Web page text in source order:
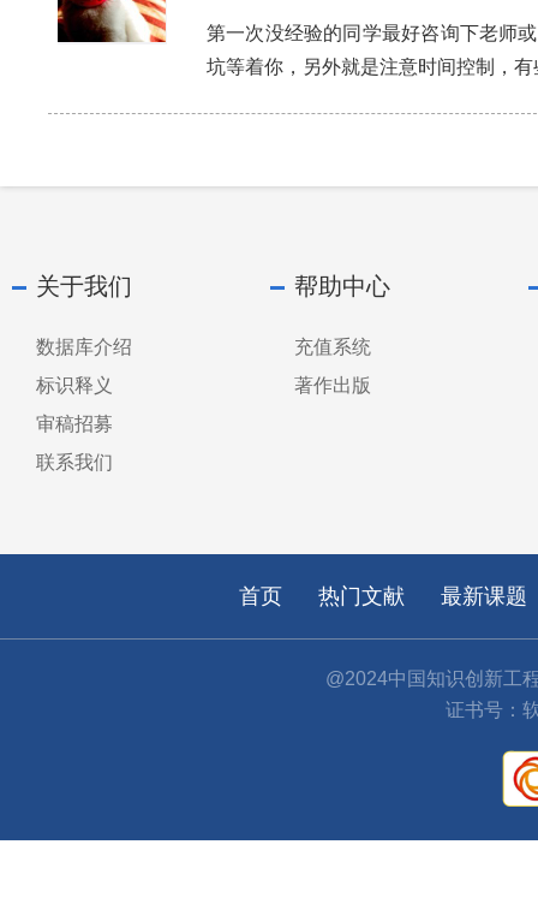
第一次没经验的同学最好咨询下老师
坑等着你，另外就是注意时间控制，
关于我们
数据库介绍
标识释义
审稿招募
联系我们
帮助中心
充值系统
著作出版
首页 热门文献 最新课题
@2024中国知识创新工
证书号：